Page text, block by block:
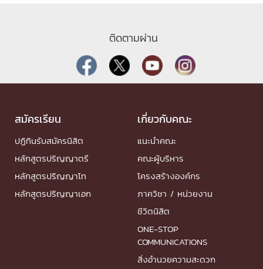
ติดตามผ่าน
สมัครเรียน
ปฏิทินรับสมัครนิสิต
หลักสูตรปริญญาตรี
หลักสูตรปริญญาโท
หลักสูตรปริญญาเอก
เกี่ยวกับคณะ
แนะนำคณะ
คณะผู้บริหาร
โครงสร้างองค์กร
ภาควิชา / หน่วยงาน
ชีวิตนิสิต
ONE-STOP
COMMUNICATIONS
สิ่งอำนวยความสะดวก